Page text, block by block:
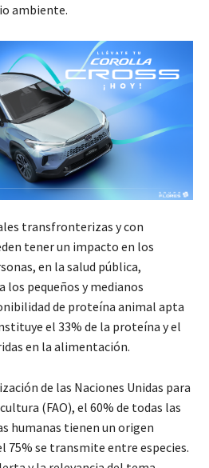
ambiente.
transfronterizas y con
tener un impacto en los
en la salud pública,
los pequeños y medianos
de proteína animal apta
el 33% de la proteína y el
en la alimentación.
de las Naciones Unidas para
(FAO), el 60% de todas las
humanas tienen un origen
75% se transmite entre especies.